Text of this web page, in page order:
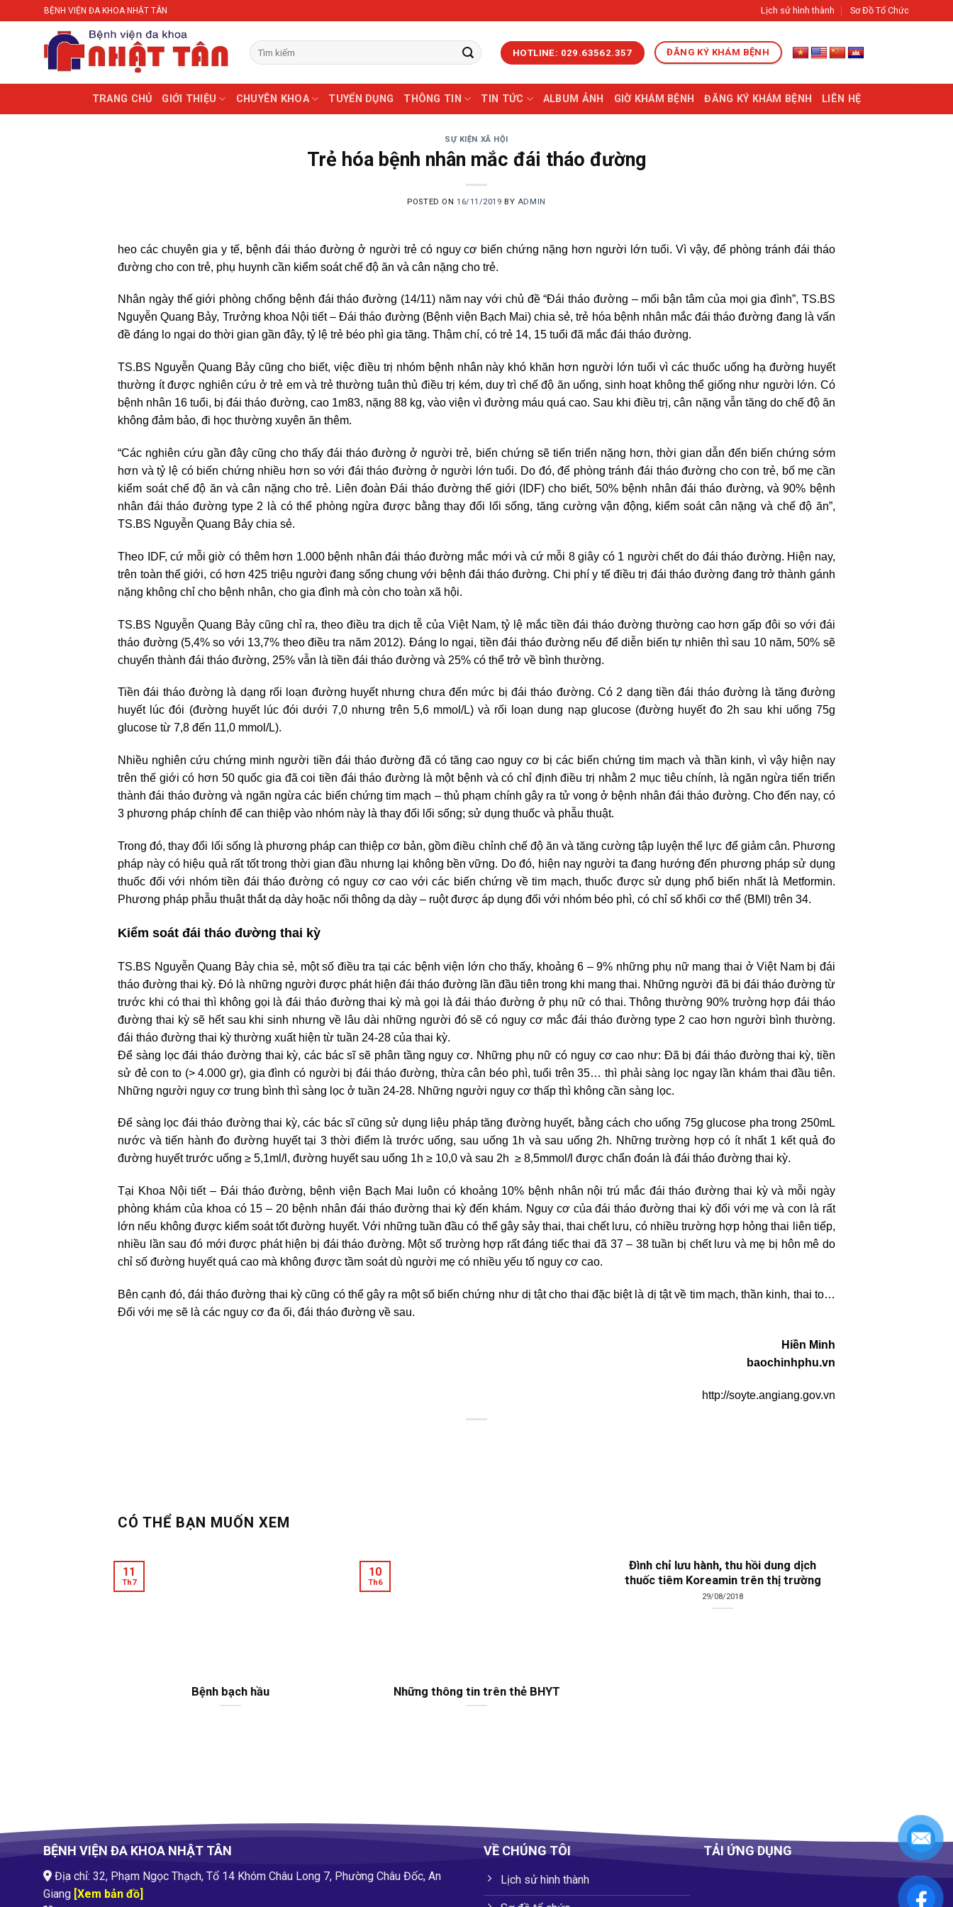
to
BỆNH VIỆN ĐA KHOA NHẬT TÂN Lịch sử hình thành Sơ Đồ Tổ Chức
HOTLINE: 029.63562.357 ĐĂNG KÝ KHÁM BỆNH
TRANG CHỦ GIỚI THIỆU CHUYÊN KHOA TUYỂN DỤNG THÔNG TIN TIN TỨC ALBUM ẢNH GIỜ KHÁM BỆNH ĐĂNG KÝ KHÁM BỆNH LIÊN HỆ
SỰ KIỆN XÃ HỘI
Trẻ hóa bệnh nhân mắc đái tháo đường
POSTED ON 16/11/2019 BY ADMIN
heo các chuyên gia y tế, bệnh đái tháo đường ở người trẻ có nguy cơ biến chứng nặng hơn người lớn tuổi. Vì vậy, để phòng tránh đái tháo
đường cho con trẻ, phụ huynh cần kiểm soát chế độ ăn và cân nặng cho trẻ.
Nhân ngày thế giới phòng chống bệnh đái tháo đường (14/11) năm nay với chủ đề “Đái tháo đường – mối bận tâm của mọi gia đình”, TS.BS
Nguyễn Quang Bảy, Trưởng khoa Nội tiết – Đái tháo đường (Bệnh viện Bạch Mai) chia sẻ, trẻ hóa bệnh nhân mắc đái tháo đường đang là vấn
đề đáng lo ngại do thời gian gần đây, tỷ lệ trẻ béo phì gia tăng. Thậm chí, có trẻ 14, 15 tuổi đã mắc đái tháo đường.
TS.BS Nguyễn Quang Bảy cũng cho biết, việc điều trị nhóm bệnh nhân này khó khăn hơn người lớn tuổi vì các thuốc uống hạ đường huyết
thường ít được nghiên cứu ở trẻ em và trẻ thường tuân thủ điều trị kém, duy trì chế độ ăn uống, sinh hoạt không thể giống như người lớn. Có
bệnh nhân 16 tuổi, bị đái tháo đường, cao 1m83, nặng 88 kg, vào viện vì đường máu quá cao. Sau khi điều trị, cân nặng vẫn tăng do chế độ ăn
không đảm bảo, đi học thường xuyên ăn thêm.
“Các nghiên cứu gần đây cũng cho thấy đái tháo đường ở người trẻ, biến chứng sẽ tiến triển nặng hơn, thời gian dẫn đến biến chứng sớm
hơn và tỷ lệ có biến chứng nhiều hơn so với đái tháo đường ở người lớn tuổi. Do đó, để phòng tránh đái tháo đường cho con trẻ, bố mẹ cần
kiểm soát chế độ ăn và cân nặng cho trẻ. Liên đoàn Đái tháo đường thế giới (IDF) cho biết, 50% bệnh nhân đái tháo đường, và 90% bệnh
nhân đái tháo đường type 2 là có thể phòng ngừa được bằng thay đổi lối sống, tăng cường vận động, kiểm soát cân nặng và chế độ ăn”,
TS.BS Nguyễn Quang Bảy chia sẻ.
Theo IDF, cứ mỗi giờ có thêm hơn 1.000 bệnh nhân đái tháo đường mắc mới và cứ mỗi 8 giây có 1 người chết do đái tháo đường. Hiện nay,
trên toàn thế giới, có hơn 425 triệu người đang sống chung với bệnh đái tháo đường. Chi phí y tế điều trị đái tháo đường đang trở thành gánh
nặng không chỉ cho bệnh nhân, cho gia đình mà còn cho toàn xã hội.
TS.BS Nguyễn Quang Bảy cũng chỉ ra, theo điều tra dịch tễ của Việt Nam, tỷ lệ mắc tiền đái tháo đường thường cao hơn gấp đôi so với đái
tháo đường (5,4% so với 13,7% theo điều tra năm 2012). Đáng lo ngại, tiền đái tháo đường nếu để diễn biến tự nhiên thì sau 10 năm, 50% sẽ
chuyển thành đái tháo đường, 25% vẫn là tiền đái tháo đường và 25% có thể trở về bình thường.
Tiền đái tháo đường là dạng rối loạn đường huyết nhưng chưa đến mức bị đái tháo đường. Có 2 dạng tiền đái tháo đường là tăng đường
huyết lúc đói (đường huyết lúc đói dưới 7,0 nhưng trên 5,6 mmol/L) và rối loạn dung nạp glucose (đường huyết đo 2h sau khi uống 75g
glucose từ 7,8 đến 11,0 mmol/L).
Nhiều nghiên cứu chứng minh người tiền đái tháo đường đã có tăng cao nguy cơ bị các biến chứng tim mạch và thần kinh, vì vậy hiện nay
trên thế giới có hơn 50 quốc gia đã coi tiền đái tháo đường là một bệnh và có chỉ định điều trị nhằm 2 mục tiêu chính, là ngăn ngừa tiến triển
thành đái tháo đường và ngăn ngừa các biến chứng tim mạch – thủ phạm chính gây ra tử vong ở bệnh nhân đái tháo đường. Cho đến nay, có
3 phương pháp chính để can thiệp vào nhóm này là thay đối lối sống; sử dụng thuốc và phẫu thuật.
Trong đó, thay đổi lối sống là phương pháp can thiệp cơ bản, gồm điều chỉnh chế độ ăn và tăng cường tập luyện thể lực để giảm cân. Phương
pháp này có hiệu quả rất tốt trong thời gian đầu nhưng lại không bền vững. Do đó, hiện nay người ta đang hướng đến phương pháp sử dụng
thuốc đối với nhóm tiền đái tháo đường có nguy cơ cao với các biến chứng về tim mạch, thuốc được sử dụng phổ biến nhất là Metformin.
Phương pháp phẫu thuật thắt dạ dày hoặc nối thông dạ dày – ruột được áp dụng đối với nhóm béo phì, có chỉ số khối cơ thể (BMI) trên 34.
Kiểm soát đái tháo đường thai kỳ
TS.BS Nguyễn Quang Bảy chia sẻ, một số điều tra tại các bệnh viện lớn cho thấy, khoảng 6 – 9% những phụ nữ mang thai ở Việt Nam bị đái
tháo đường thai kỳ. Đó là những người được phát hiện đái tháo đường lần đầu tiên trong khi mang thai. Những người đã bị đái tháo đường từ
trước khi có thai thì không gọi là đái tháo đường thai kỳ mà gọi là đái tháo đường ở phụ nữ có thai. Thông thường 90% trường hợp đái tháo
đường thai kỳ sẽ hết sau khi sinh nhưng về lâu dài những người đó sẽ có nguy cơ mắc đái tháo đường type 2 cao hơn người bình thường.
đái tháo đường thai kỳ thường xuất hiện từ tuần 24-28 của thai kỳ.
Để sàng lọc đái tháo đường thai kỳ, các bác sĩ sẽ phân tầng nguy cơ. Những phụ nữ có nguy cơ cao như: Đã bị đái tháo đường thai kỳ, tiền
sử đẻ con to (> 4.000 gr), gia đình có người bị đái tháo đường, thừa cân béo phì, tuổi trên 35… thì phải sàng lọc ngay lần khám thai đầu tiên.
Những người nguy cơ trung bình thì sàng lọc ở tuần 24-28. Những người nguy cơ thấp thì không cần sàng lọc.
Để sàng lọc đái tháo đường thai kỳ, các bác sĩ cũng sử dụng liệu pháp tăng đường huyết, bằng cách cho uống 75g glucose pha trong 250mL
nước và tiến hành đo đường huyết tại 3 thời điểm là trước uống, sau uống 1h và sau uống 2h. Những trường hợp có ít nhất 1 kết quả đo
đường huyết trước uống ≥ 5,1ml/l, đường huyết sau uống 1h ≥ 10,0 và sau 2h ≥ 8,5mmol/l được chẩn đoán là đái tháo đường thai kỳ.
Tại Khoa Nội tiết – Đái tháo đường, bệnh viện Bạch Mai luôn có khoảng 10% bệnh nhân nội trú mắc đái tháo đường thai kỳ và mỗi ngày
phòng khám của khoa có 15 – 20 bệnh nhân đái tháo đường thai kỳ đến khám. Nguy cơ của đái tháo đường thai kỳ đối với mẹ và con là rất
lớn nếu không được kiểm soát tốt đường huyết. Với những tuần đầu có thể gây sảy thai, thai chết lưu, có nhiều trường hợp hỏng thai liên tiếp,
nhiều lần sau đó mới được phát hiện bị đái tháo đường. Một số trường hợp rất đáng tiếc thai đã 37 – 38 tuần bị chết lưu và mẹ bị hôn mê do
chỉ số đường huyết quá cao mà không được tầm soát dù người mẹ có nhiều yếu tố nguy cơ cao.
Bên cạnh đó, đái tháo đường thai kỳ cũng có thể gây ra một số biến chứng như dị tật cho thai đặc biệt là dị tật về tim mạch, thần kinh, thai to…
Đối với mẹ sẽ là các nguy cơ đa ối, đái tháo đường về sau.
Hiền Minh
baochinhphu.vn
http://soyte.angiang.gov.vn
CÓ THỂ BẠN MUỐN XEM
Bệnh bạch hầu
11
Th7
Những thông tin trên thẻ BHYT
10
Th6
Đình chỉ lưu hành, thu hồi dung dịch
thuốc tiêm Koreamin trên thị trường
29/08/2018
BỆNH VIỆN ĐA KHOA NHẬT TÂN
Địa chỉ: 32, Phạm Ngọc Thạch, Tổ 14 Khóm Châu Long 7, Phường Châu Đốc, An
Giang[Xem bản đồ]
VỀ CHÚNG TÔI
Lịch sử hình thành
TẢI ỨNG DỤNG